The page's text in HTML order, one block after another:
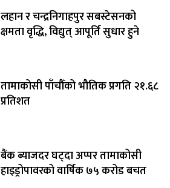
लहान र चन्द्रनिगाहपुर सबस्टेसनको
क्षमता वृद्धि, विद्युत् आपूर्ति सुधार हुने
तामाकोसी पाँचौँको भौतिक प्रगति २१.६८
प्रतिशत
बैंक ब्याजदर घट्दा अप्पर तामाकोसी
हाइड्रोपावरको वार्षिक ७५ करोड बचत